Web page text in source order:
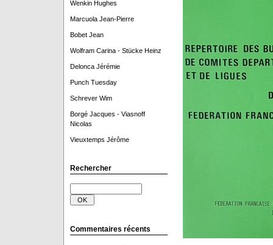
Wenkin Hughes
Marcuola Jean-Pierre
Bobet Jean
Wolfram Carina - Stücke Heinz
Delonca Jérémie
Punch Tuesday
Schrever Wim
Borgé Jacques - Viasnoff
Nicolas
Vieuxtemps Jérôme
Rechercher
Commentaires récents